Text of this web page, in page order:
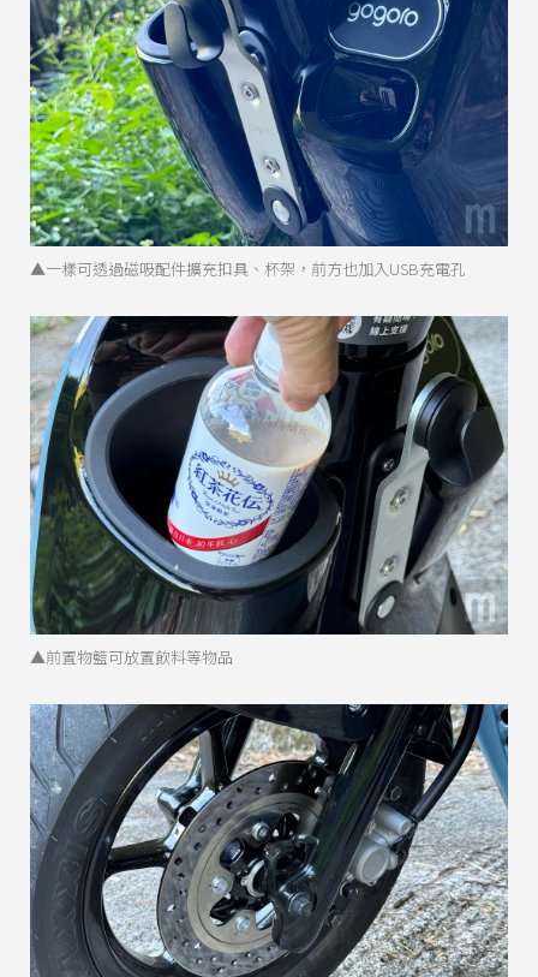
▲一樣可透過磁吸配件擴充扣具、杯架，前方也加入USB充電孔
▲前置物籃可放置飲料等物品